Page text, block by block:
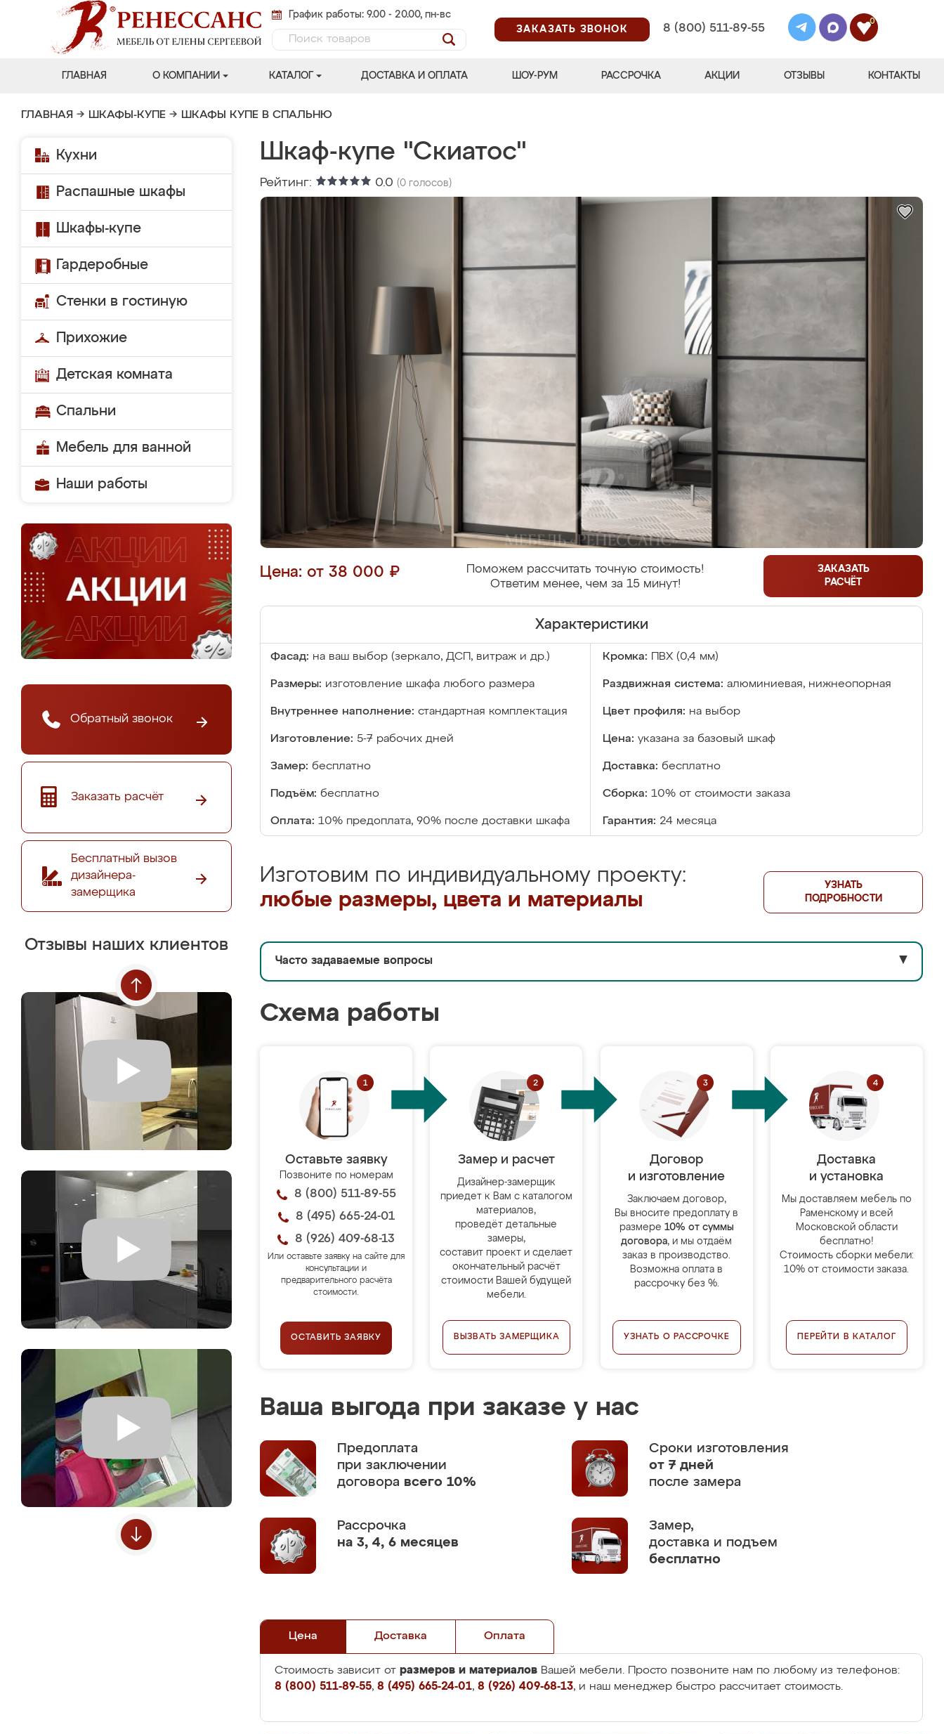
График работы: 9.00 - 20.00, пн-вс
ЗАКАЗАТЬ ЗВОНОК
8 (800) 511-89-55
0
ГЛАВНАЯ О КОМПАНИИ КАТАЛОГ ДОСТАВКА И ОПЛАТА ШОУ-РУМ РАССРОЧКА АКЦИИ ОТЗЫВЫ КОНТАКТЫ
ГЛАВНАЯ → ШКАФЫ-КУПЕ → ШКАФЫ КУПЕ В СПАЛЬНЮ
Кухни
Распашные шкафы
Шкафы-купе
Гардеробные
Стенки в гостиную
Прихожие
Детская комната
Спальни
Мебель для ванной
Наши работы
Обратный звонок
Заказать расчёт
Бесплатный вызов
дизайнера-
замерщика
Отзывы наших клиентов
Шкаф-купе "Скиатос"
Рейтинг: 0.0 (0 голосов)
Цена: от 38 000 ₽
Поможем рассчитать точную стоимость!
Ответим менее, чем за 15 минут!
ЗАКАЗАТЬ
РАСЧЁТ
Характеристики
Фасад: на ваш выбор (зеркало, ДСП, витраж и др.) Кромка: ПВХ (0,4 мм)
Размеры: изготовление шкафа любого размера Раздвижная система: алюминиевая, нижнеопорная
Внутреннее наполнение: стандартная комплектация Цвет профиля: на выбор
Изготовление: 5-7 рабочих дней Цена: указана за базовый шкаф
Замер: бесплатно Доставка: бесплатно
Подъём: бесплатно Сборка: 10% от стоимости заказа
Оплата: 10% предоплата, 90% после доставки шкафа Гарантия: 24 месяца
Изготовим по индивидуальному проекту:
любые размеры, цвета и материалы
УЗНАТЬ
ПОДРОБНОСТИ
Часто задаваемые вопросы ▼
Схема работы
Оставьте заявку
Позвоните по номерам
8 (800) 511-89-55
8 (495) 665-24-01
8 (926) 409-68-13
Или оставьте заявку на сайте для
консультации и
предварительного расчёта
стоимости.
ОСТАВИТЬ ЗАЯВКУ
Замер и расчет
Дизайнер-замерщик
приедет к Вам с каталогом
материалов,
проведёт детальные
замеры,
составит проект и сделает
окончательный расчёт
стоимости Вашей будущей
мебели.
ВЫЗВАТЬ ЗАМЕРЩИКА
Договор
и изготовление
Заключаем договор,
Вы вносите предоплату в
размере 10% от суммы
договора, и мы отдаём
заказ в производство.
Возможна оплата в
рассрочку без %.
УЗНАТЬ О РАССРОЧКЕ
Доставка
и установка
Мы доставляем мебель по
Раменскому и всей
Московской области
бесплатно!
Стоимость сборки мебели:
10% от стоимости заказа.
ПЕРЕЙТИ В КАТАЛОГ
Ваша выгода при заказе у нас
Предоплата
при заключении
договора всего 10%
Сроки изготовления
от 7 дней
после замера
Рассрочка
на 3, 4, 6 месяцев
Замер,
доставка и подъем
бесплатно
Цена Доставка Оплата
Стоимость зависит от размеров и материалов Вашей мебели. Просто позвоните нам по любому из телефонов:
8 (800) 511-89-55, 8 (495) 665-24-01, 8 (926) 409-68-13, и наш менеджер быстро рассчитает стоимость.